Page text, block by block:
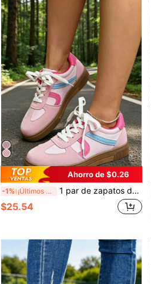
Ahorro de $0.26
-1% ¡Últimos 3 días 1 par de zapatos de skateboarding de punta redonda con cordones para mujer, zapatillas planas versátiles con cordones en color blanco, zapatillas deportivas de skate de corte bajo
$25.54